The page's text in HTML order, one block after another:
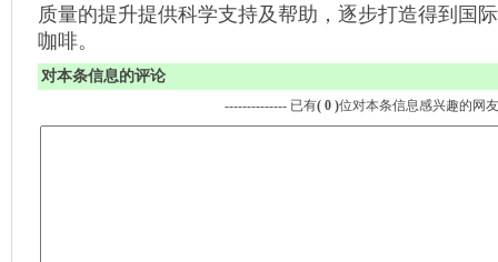
质量的提升提供科学支持及帮助，逐步打造得到国
咖啡。
对本条信息的评论
-------------- 已有( 0 )位对本条信息感兴趣的网